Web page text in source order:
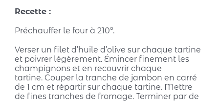
Recette :
Préchauffer le four à 210°.
Verser un filet d’huile d’olive sur chaque tartine
et poivrer légèrement. Émincer finement les
champignons et en recouvrir chaque
tartine. Couper la tranche de jambon en carré
de 1 cm et répartir sur chaque tartine. Mettre
de fines tranches de fromage. Terminer par de